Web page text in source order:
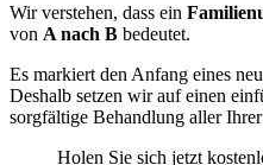
Wir verstehen, dass ein
von A nach B bedeutet.
Es markiert den Anfang eines
Deshalb setzen wir auf einen
sorgfältige Behandlung aller
Holen Sie sich jetzt